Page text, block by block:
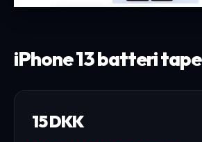
iPhone 13 batteri tape
15DKK